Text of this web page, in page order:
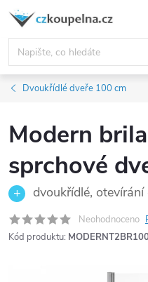
Přejít
obsah
Dvoukřídlé dveře 100 cm
Modern
sprchové
dvoukřídlé,
Neohodnoceno
Kód produktu: